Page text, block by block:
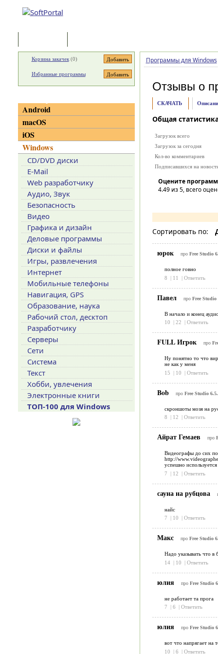
Программы для Windows
Отзывы о
СКАЧАТЬ
Общая
Загрузок всего
Загрузок за сегодня
Кол-во комментариев
Подписавшихся на
Оцените
4.49из 5, всего
Сортировать по:
юрок про Free Studio
полное говно
8
| 11 | Ответить
Павел про Free Studio
В начало и конец
10
| 22 | Ответить
FULL Игрок про
Ну понятно то что
не как у меня
15
| 10 | Ответить
Bob про Free Studio
скроншоты мозя на
8
| 12 | Ответить
Айрат Гемаев про
Видеографы до сих
http://
успешно
7
| 12 | Ответить
сауна на рубцова
найс
7
| 10 | Ответить
Макс про Free Studio
Надо указывать что в
14 | 10 | Ответить
юлия про Free Studio
не работает та прога
7
| 6 | Ответить
юлия про Free Studio
вот что напрягает на
10
| 6 | Ответить
Корзина закачек(0)
Избранные программы
Android
macOS
iOS
Windows
CD/DVD диски
E-Mail
Web разработчику
Аудио, Звук
Безопасность
Видео
Графика и дизайн
Деловые программы
Диски и файлы
Игры, развлечения
Интернет
Мобильные телефоны
Навигация, GPS
Образование, наука
Рабочий стол, десктоп
Разработчику
Серверы
Сети
Система
Текст
Хобби, увлечения
Электронные книги
ТОП-100 для Windows